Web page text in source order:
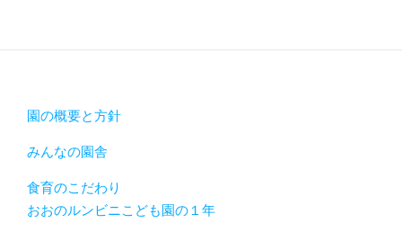
園の概要と方針
みんなの園舎
食育のこだわり
おおのルンビニこども園の１年